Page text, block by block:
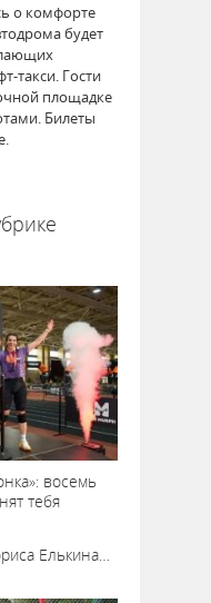
о комфорте
будет
такси. Гости
площадке
Билеты
восемь
тебя
Елькина…